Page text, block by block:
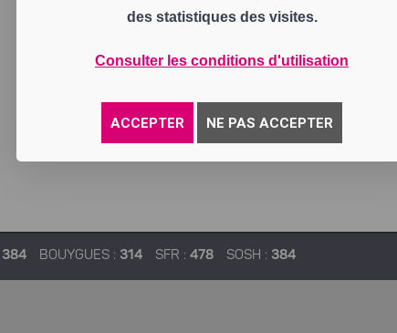
des statistiques des visites.
Consulter les conditions d'utilisation
ACCEPTER NE PAS ACCEPTER
384 BOUYGUES : 314 SFR : 478 SOSH : 384